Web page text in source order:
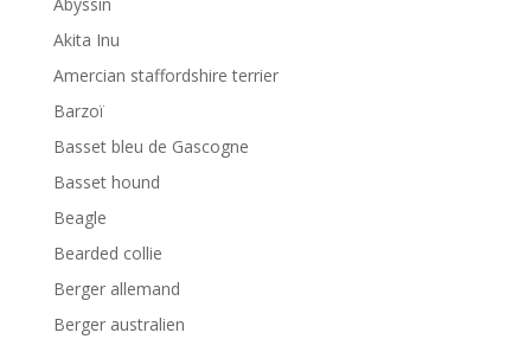
Akita Inu
Amercian staffordshire terrier
Barzoï
Basset bleu de Gascogne
Basset hound
Beagle
Bearded collie
Berger allemand
Berger australien